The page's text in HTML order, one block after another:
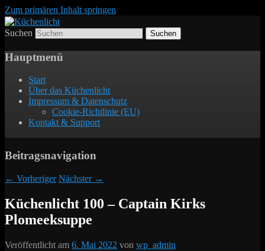
Zum primären Inhalt springen
Küchenlicht
Der Mitkochpodcast
Suchen
Hauptmenü
Start
Über das Küchenlicht
Impressum & Datenschutz
Cookie-Richtlinie (EU)
Kontakt & Support
Beitragsnavigation
← Vorheriger Nächster →
Küchenlicht 100 – Captain Kirks
Plomeeksuppe
Veröffentlicht am 6. Mai 2022 von wp_admin